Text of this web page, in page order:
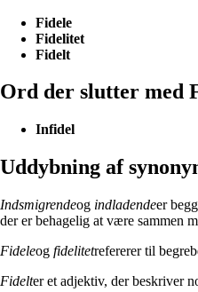
Fidele
Fidelitet
Fidelt
Ord der slutter med
Infidel
Uddybning af
Indsmigrendeog indladendeer
der er behagelig at være sammen
Fideleog fidelitetrefererer til
Fidelter et adjektiv, der beskriver